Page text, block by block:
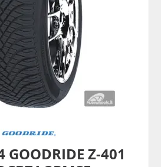
GOODRIDE Z-401